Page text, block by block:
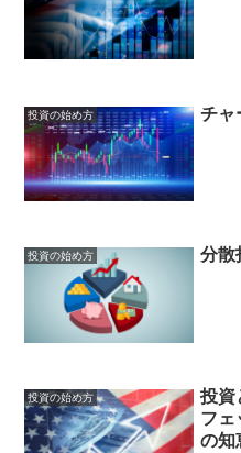
投資の始め方 チャ
投資の始め方 分散
投資の始め方
投資
フェ
の知